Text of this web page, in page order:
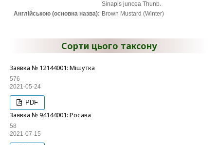
Sinapis juncea Thunb.
Англійською (основна назва): Brown Mustard (Winter)
Сорти цього таксону
Заявка № 12144001: Мішутка
576
2021-05-24
PDF
Заявка № 94144001: Росава
58
2021-07-15